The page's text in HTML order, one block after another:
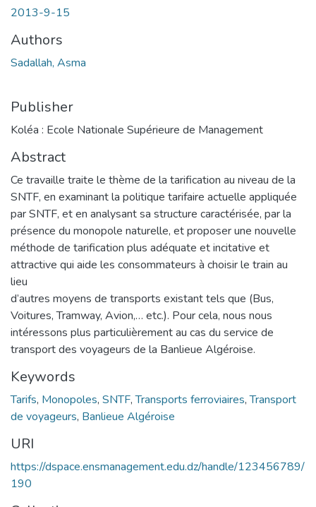
2013-9-15
Authors
Sadallah, Asma
Publisher
Koléa : Ecole Nationale Supérieure de Management
Abstract
Ce travaille traite le thème de la tarification au niveau de la
SNTF, en examinant la politique tarifaire actuelle appliquée
par SNTF, et en analysant sa structure caractérisée, par la
présence du monopole naturelle, et proposer une nouvelle
méthode de tarification plus adéquate et incitative et
attractive qui aide les consommateurs à choisir le train au
lieu
d’autres moyens de transports existant tels que (Bus,
Voitures, Tramway, Avion,… etc.). Pour cela, nous nous
intéressons plus particulièrement au cas du service de
transport des voyageurs de la Banlieue Algéroise.
Keywords
Tarifs, Monopoles, SNTF,Transports ferroviaires,Transport
de voyageurs, Banlieue Algéroise
URI
https://dspace.ensmanagement.edu.dz/handle/123456789/
190